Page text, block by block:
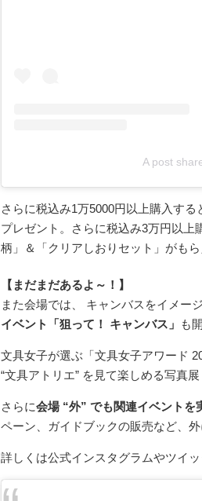
A post
さらに税込み1万5000円以上購入す
プレゼント。さらに税込み3万円以上
柄」＆「クリアしおりセット」がも
【まだまだあるよ～！】
また会場では、 キャンバスをイメー
イベント「狙って！ キャンバス」
も
文具女子が選ぶ「文具女子アワード
“文具アトリエ” を見て楽しめる写真
さらに会場 “外” でも関連イベントを
ペーン、ガイドブックの販売など、
詳しくは公式インスタグラムやツイ